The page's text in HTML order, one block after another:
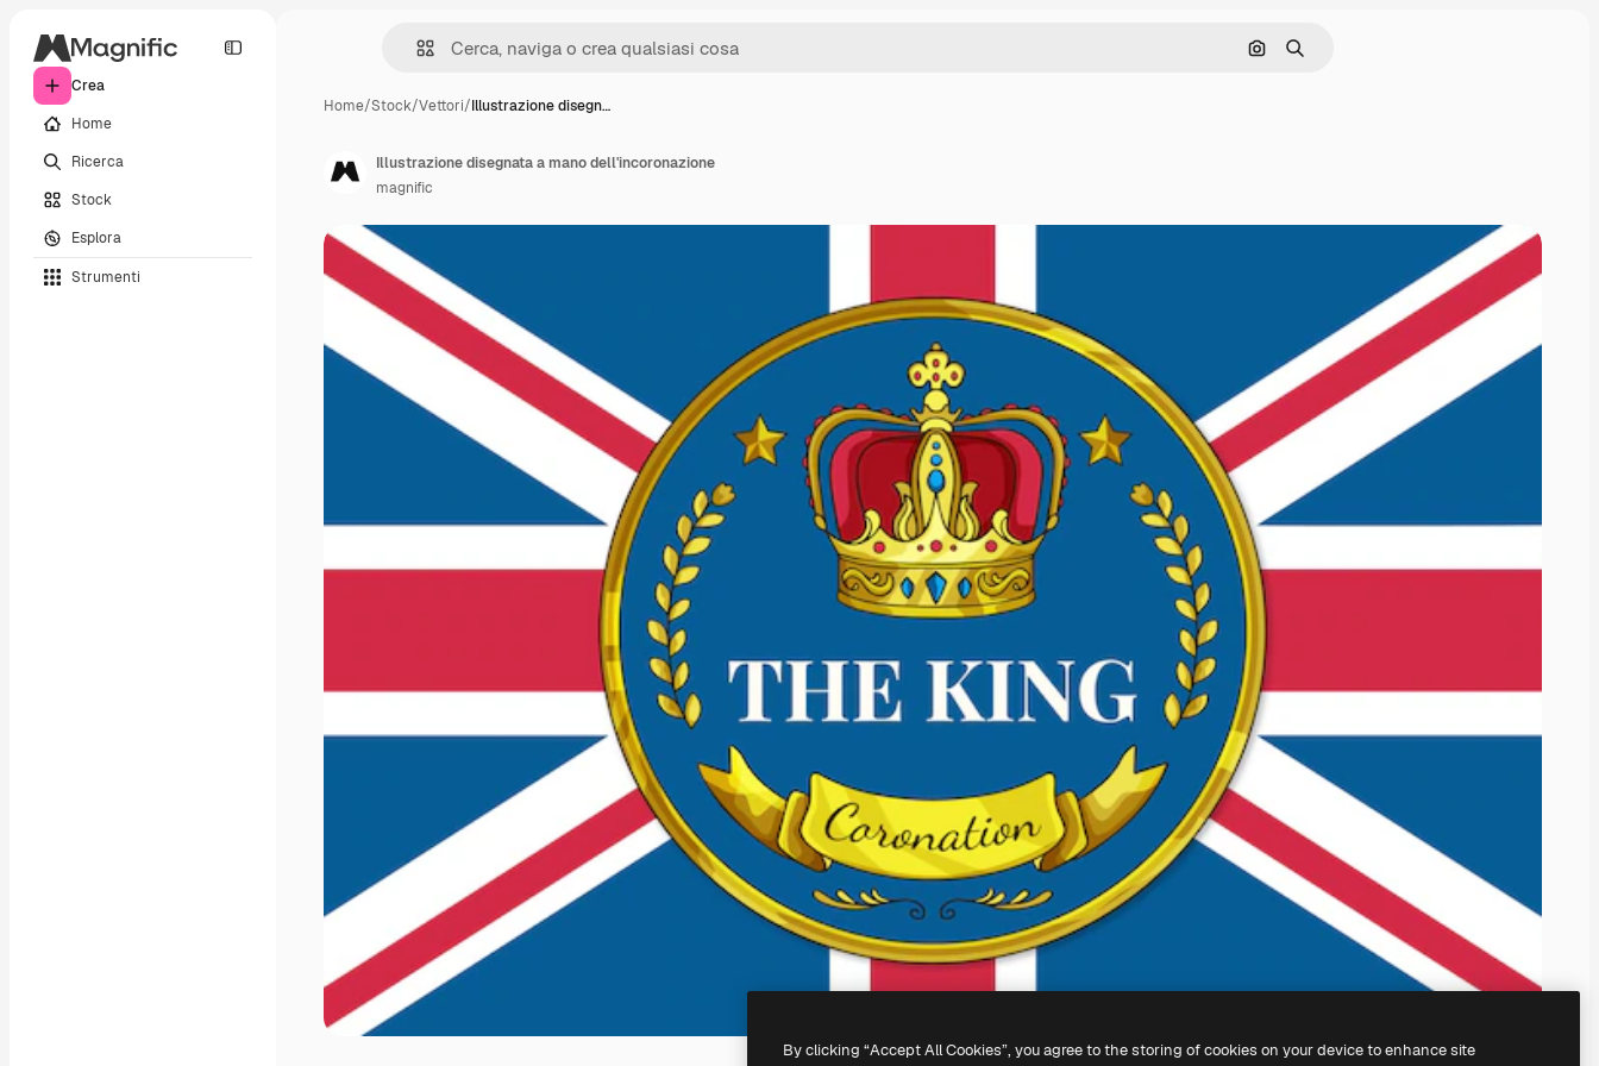
Crea
Home
Ricerca
Stock
Esplora
Strumenti
Cerca per immagine
Ricerca
Home/Stock/Vettori/Illustrazione disegn…
Illustrazione disegnata a mano dell'incoronazione
magnific
By clicking “Accept All Cookies”, you agree to the storing of cookies on your device to enhance site